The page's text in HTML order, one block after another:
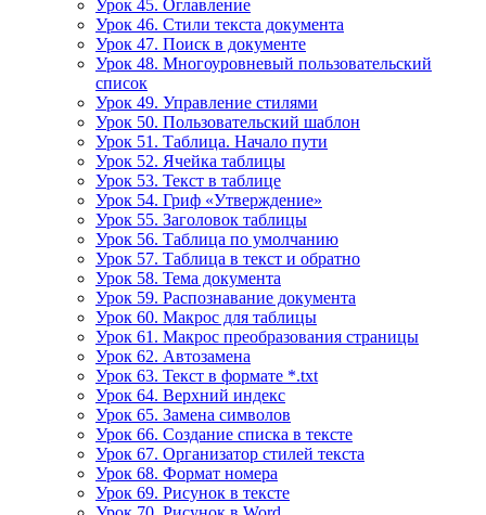
Урок 45. Оглавление
Урок 46. Стили текста документа
Урок 47. Поиск в документе
Урок 48. Многоуровневый пользовательский
список
Урок 49. Управление стилями
Урок 50. Пользовательский шаблон
Урок 51. Таблица. Начало пути
Урок 52. Ячейка таблицы
Урок 53. Текст в таблице
Урок 54. Гриф «Утверждение»
Урок 55. Заголовок таблицы
Урок 56. Таблица по умолчанию
Урок 57. Таблица в текст и обратно
Урок 58. Тема документа
Урок 59. Распознавание документа
Урок 60. Макрос для таблицы
Урок 61. Макрос преобразования страницы
Урок 62. Автозамена
Урок 63. Текст в формате *.txt
Урок 64. Верхний индекс
Урок 65. Замена символов
Урок 66. Создание списка в тексте
Урок 67. Организатор стилей текста
Урок 68. Формат номера
Урок 69. Рисунок в тексте